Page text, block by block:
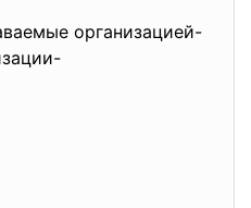
организацией-